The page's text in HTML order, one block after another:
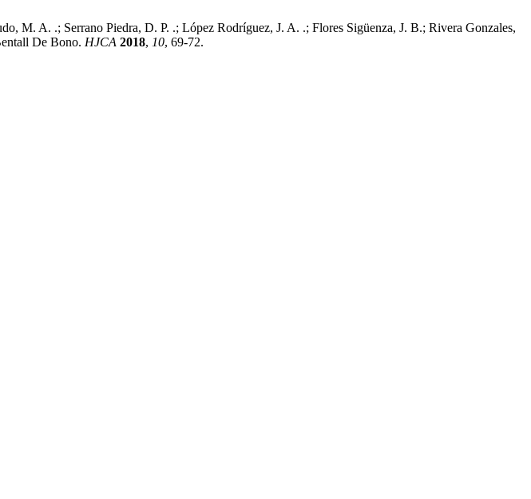
M. A. .; Serrano Piedra, D. P. .; López Rodríguez, J. A. .; Flores Sigüenza, J. B.; Rivera Gonzales,
De Bono. HJCA 2018, 10, 69-72.